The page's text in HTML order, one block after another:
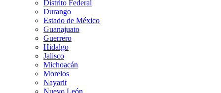
Distrito Federal
Durango
Estado de México
Guanajuato
Guerrero
Hidalgo
Jalisco
Michoacán
Morelos
Nayarit
Nuevo León